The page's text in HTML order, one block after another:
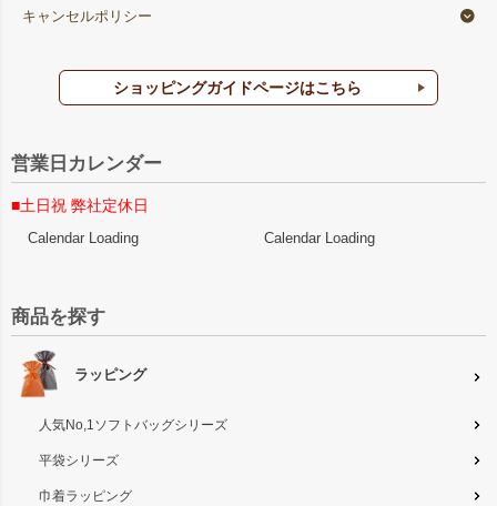
キャンセルポリシー
ショッピングガイドページはこちら
営業日カレンダー
■土日祝 弊社定休日
Calendar Loading Calendar Loading
商品を探す
ラッピング
人気No,1ソフトバッグシリーズ
平袋シリーズ
巾着ラッピング